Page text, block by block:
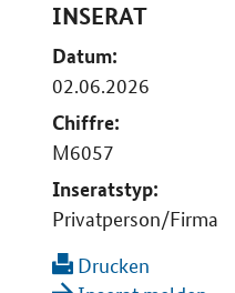
INSERAT
Datum:
02.06.2026
Chiffre:
M6057
Inseratstyp:
Privatperson/Firma
Drucken